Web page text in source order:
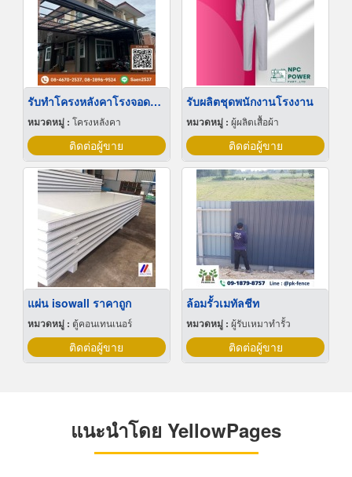
รับทำโครงหลังคาโรงจอดรถ นนทบุรี
หมวดหมู่ : โครงหลังคา
ติดต่อผู้ขาย
รับผลิตชุดพนักงานโรงงาน
หมวดหมู่ : ผู้ผลิตเสื้อผ้า
ติดต่อผู้ขาย
แผ่น isowall ราคาถูก
หมวดหมู่ : ตู้คอนเทนเนอร์
ติดต่อผู้ขาย
ล้อมรั้วเมทัลชีท
หมวดหมู่ : ผู้รับเหมาทำรั้ว
ติดต่อผู้ขาย
แนะนำโดย YellowPages